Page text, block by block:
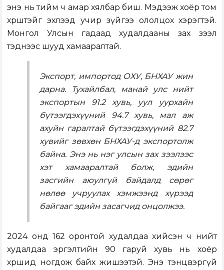
энэ нь тийм ч амар хялбар биш. Мэдээж хоёр том
хөрштэйгөө эхлээд учир зүйгээ ололцох хэрэгтэй.
Монгол Улсын гадаад худалдааны зах зээл
тэднээс шууд хамааралтай.
Экспорт, импортод ОХУ, БНХАУ жин
дарна. Тухайлбал, манай улс нийт
экспортын 91.2 хувь, уул уурхайн
бүтээгдэхүүний 94.7 хувь, мал аж
ахуйн гаралтай бүтээгдэхүүний 82.7
хувийг зөвхөн БНХАУ-д экспортолж
байна. Энэ нь нэг улсын зах зээлээс
хэт хамааралтай болж, эдийн
засгийн аюулгүй байдалд сөрөг
нөлөө учруулах хэмжээнд хүрээд
байгааг эдийн засагчид онцолжээ.
2024 онд 162 оронтой худалдаа хийсэн ч нийт
худалдаа эргэлтийн 90 гаруй хувь нь хоёр
хөршид ногдож байх жишээтэй. Энэ тэнцвэргүй